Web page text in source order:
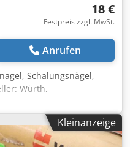
18 €
Festpreis zzgl. MwSt.
Anrufen
Schalungsnägel,
Würth,
mit 100 St. Crsdpfx
54 mm lang -Anzahl: 61x
-Abmessung Karton:
Karton
Kleinanzeige